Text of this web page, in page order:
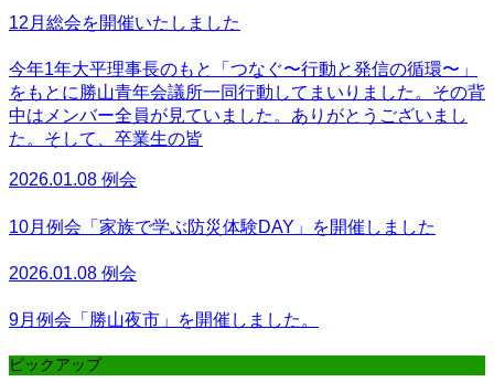
12月総会を開催いたしました
今年1年大平理事長のもと「つなぐ〜行動と発信の循環〜」
をもとに勝山青年会議所一同行動してまいりました。その背
中はメンバー全員が見ていました。ありがとうございまし
た。そして、卒業生の皆
2026.01.08 例会
10月例会「家族で学ぶ防災体験DAY」を開催しました
2026.01.08 例会
9月例会「勝山夜市」を開催しました。
ピックアップ